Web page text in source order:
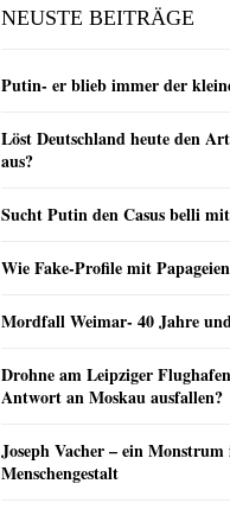
NEUSTE BEITRÄGE
Putin- er blieb immer der
Löst Deutschland heute den
aus?
Sucht Putin den Casus belli
Wie Fake-Profile mit
Mordfall Weimar- 40 Jahre
Drohne am Leipziger
Antwort an Moskau ausfallen?
Joseph Vacher – ein
Menschengestalt